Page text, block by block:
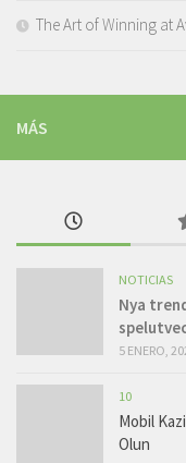
The Art of Winning at
MÁS
NOTICIAS
Nya
5 ENERO,
10
Mobil
Olun